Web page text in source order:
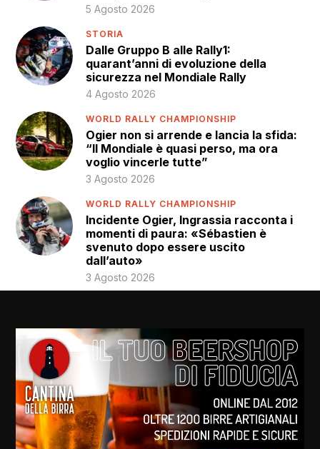
5 Agosto 2026
STORIA
Dalle Gruppo B alle Rally1:
quarant’anni di evoluzione della
sicurezza nel Mondiale Rally
4 Agosto 2026
WORLD RALLY CHAMPIONSHIP
Ogier non si arrende e lancia la sfida:
“Il Mondiale è quasi perso, ma ora
voglio vincerle tutte”
3 Agosto 2026
WORLD RALLY CHAMPIONSHIP
Incidente Ogier, Ingrassia racconta i
momenti di paura: «Sébastien è
svenuto dopo essere uscito
dall’auto»
3 Agosto 2026